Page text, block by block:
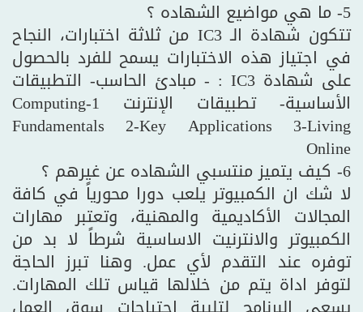
5- ما هي مواضيع الشهاده ؟
تتكون شهادة الـ IC3 من ثلاثة اختبارات، النجاح
في اجتياز هذه الاختبارات يسمح للفرد بالحصول
على شهادة IC3 : - مبادئ الحاسب- التطبيقات
الأساسية- تطبيقات الإنترنت 1-Computing
Fundamentals 2-Key Applications 3-Living
Online
6- كيف يتميز منتسبي الشهاده عن غيرهم ؟
لا شك ان الكمبيوتر يلعب دورا محورياً في كافة
المجالات الأكاديمية والمهنية، وتعتبر مهارات
الكمبيوتر والانترنيت الاساسية شرطاً لا بد من
توفره عند التقدم لأي عمل. وهنا تبرز الحاجة
لتوفر اداة يتم من خلالها قياس تلك المهارات.